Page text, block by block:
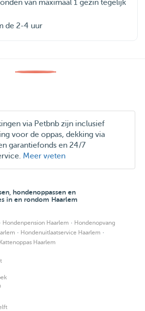
van maximaal 1 gezin tegelijk
de 2-4 uur
via Petbnb zijn inclusief
voor de oppas, dekking via
garantiefonds en 24/7
Meer weten
hondenoppassen en
in en rondom Haarlem
· Hondenpension Haarlem · Hondenopvang
· Hondenuitlaatservice Haarlem ·
Kattenoppas Haarlem